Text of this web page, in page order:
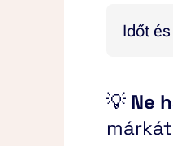
Időt
💡 Ne